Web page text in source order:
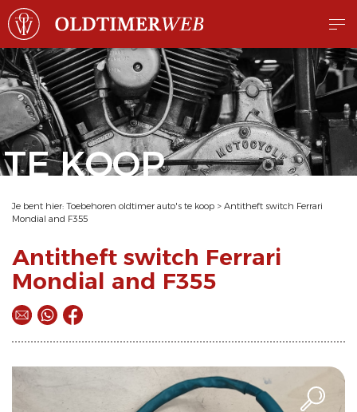
TE KOOP
Je bent hier: Toebehoren oldtimer auto's te koop > Antitheft switch Ferrari
Mondial and F355
Antitheft switch Ferrari
Mondial and F355